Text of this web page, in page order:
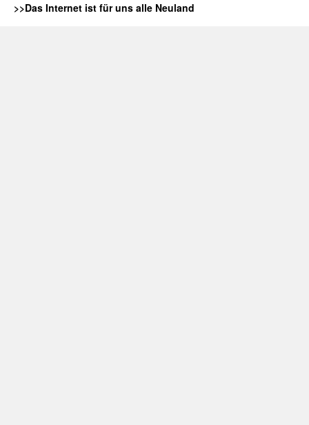
>>Das Internet ist für uns alle Neuland